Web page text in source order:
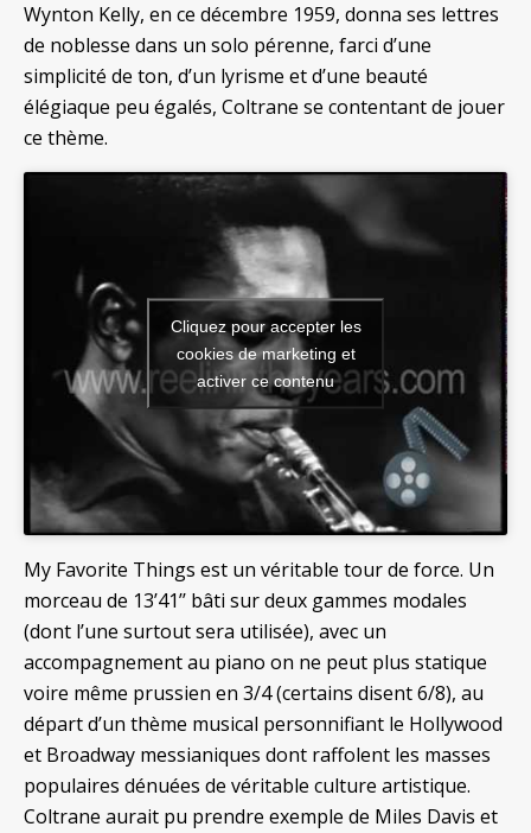
Wynton Kelly, en ce décembre 1959, donna ses lettres
de noblesse dans un solo pérenne, farci d’une
simplicité de ton, d’un lyrisme et d’une beauté
élégiaque peu égalés, Coltrane se contentant de jouer
ce thème.
Cliquez pour accepter les
cookies de marketing et
activer ce contenu
My Favorite Things est un véritable tour de force. Un
morceau de 13’41’’ bâti sur deux gammes modales
(dont l’une surtout sera utilisée), avec un
accompagnement au piano on ne peut plus statique
voire même prussien en 3/4 (certains disent 6/8), au
départ d’un thème musical personnifiant le Hollywood
et Broadway messianiques dont raffolent les masses
populaires dénuées de véritable culture artistique.
Coltrane aurait pu prendre exemple de Miles Davis et